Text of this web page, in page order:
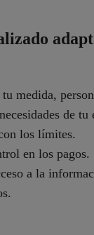
medida,
de tu
los límites.
en los pagos.
a la